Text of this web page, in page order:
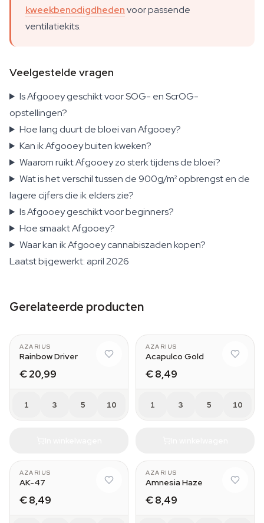
kweekbenodigdhedenvoor passende
ventilatiekits.
Veelgestelde vragen
Is Afgooey geschikt voor SOG- en ScrOG-
opstellingen?
Hoe lang duurt de bloei van Afgooey?
Kan ik Afgooey buiten kweken?
Waarom ruikt Afgooey zo sterk tijdens de bloei?
Wat is het verschil tussen de 900g/m² opbrengst en de
lagere cijfers die ik elders zie?
Is Afgooey geschikt voor beginners?
Hoe smaakt Afgooey?
Waar kan ik Afgooey cannabiszaden kopen?
Laatst bijgewerkt: april 2026
Gerelateerde producten
AZARIUS
Rainbow Driver
€ 20,99
1 3 5 10
AZARIUS
Acapulco Gold
€ 8,49
1 3 5 10
AZARIUS
AK-47
€ 8,49
AZARIUS
Amnesia Haze
€ 8,49